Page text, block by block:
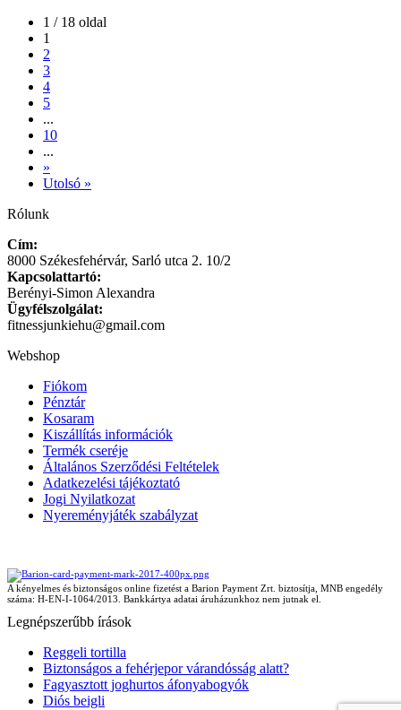
1 / 18 oldal
1
2
3
4
5
...
10
...
»
Utolsó »
Rólunk
Cím:
8000 Székesfehérvár, Sarló utca 2. 10/2
Kapcsolattartó:
Berényi-Simon Alexandra
Ügyfélszolgálat:
fitnessjunkiehu@gmail.com
Webshop
Fiókom
Pénztár
Kosaram
Kiszállítás információk
Termék cseréje
Általános Szerződési Feltételek
Adatkezelési tájékoztató
Jogi Nyilatkozat
Nyereményjáték szabályzat
A kényelmes és biztonságos online fizetést a Barion Payment Zrt. biztosítja, MNB engedély
száma: H-EN-I-1064/2013. Bankkártya adatai áruházunkhoz nem jutnak el.
Legnépszerűbb írások
Reggeli tortilla
Biztonságos a fehérjepor várandósság alatt?
Fagyasztott joghurtos áfonyabogyók
Diós beigli